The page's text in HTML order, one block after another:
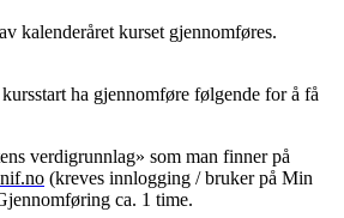
kalenderåret kurset gjennomføres.
kursstart ha gjennomføre følgende for å få
verdigrunnlag» som man finner på
(kreves innlogging / bruker på Min
ca. 1 time.